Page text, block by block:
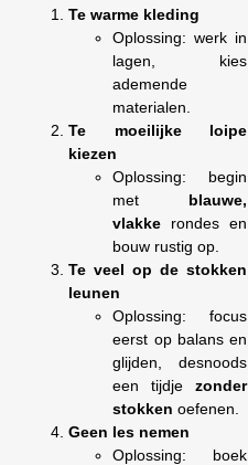
Te warme kleding
Oplossing: werk in
lagen, kies
ademende
materialen.
Te moeilijke loipe
kiezen
Oplossing: begin
met blauwe,
vlakke rondes en
bouw rustig op.
Te veel op de stokken
leunen
Oplossing: focus
eerst op balans en
glijden, desnoods
een tijdje zonder
stokken oefenen.
Geen les nemen
Oplossing: boek